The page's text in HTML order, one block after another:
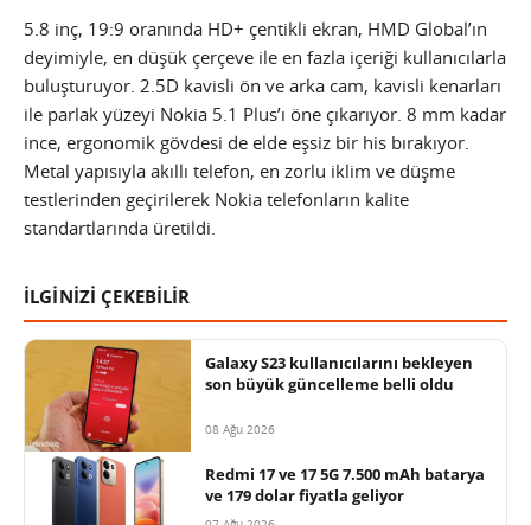
5.8 inç, 19:9 oranında HD+ çentikli ekran, HMD Global’ın
deyimiyle, en düşük çerçeve ile en fazla içeriği kullanıcılarla
buluşturuyor. 2.5D kavisli ön ve arka cam, kavisli kenarları
ile parlak yüzeyi Nokia 5.1 Plus’ı öne çıkarıyor. 8 mm kadar
ince, ergonomik gövdesi de elde eşsiz bir his bırakıyor.
Metal yapısıyla akıllı telefon, en zorlu iklim ve düşme
testlerinden geçirilerek Nokia telefonların kalite
standartlarında üretildi.
İLGİNİZİ ÇEKEBİLİR
Galaxy S23 kullanıcılarını bekleyen
son büyük güncelleme belli oldu
08 Ağu 2026
Redmi 17 ve 17 5G 7.500 mAh batarya
ve 179 dolar fiyatla geliyor